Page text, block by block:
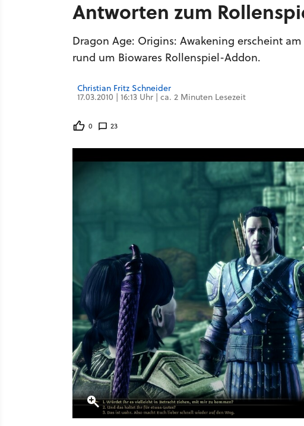
Antworten zum
Dragon Age: Origins: Awakening erscheint
rund um Biowares Rollenspiel-Addon.
Christian Fritz Schneider
17.03.2010 | 16:13 Uhr | ca. 2 Minuten Lesezeit
0 23